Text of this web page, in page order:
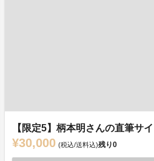
【限定5】柄本明さんの直筆サ
¥30,000 (税込/送料込)残り0